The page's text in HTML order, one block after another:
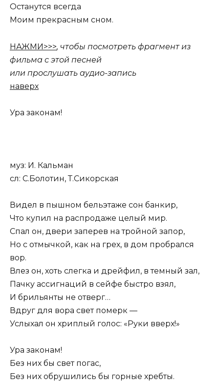
Останутся всегда
Моим прекрасным сном.
НАЖМИ>>>, чтобы посмотреть фрагмент из
фильма с этой песней
или прослушать аудио-запись
наверх
Ура законам!
муз: И. Кальман
сл: С.Болотин, Т.Сикорская
Видел в пышном бельэтаже сон банкир,
Что купил на распродаже целый мир.
Спал он, двери заперев на тройной запор,
Но с отмычкой, как на грех, в дом пробрался
вор.
Влез он, хоть слегка и дрейфил, в темный зал,
Пачку ассигнаций в сейфе быстро взял,
И брильянты не отверг…
Вдруг для вора свет померк —
Услыхал он хриплый голос: «Руки вверх!»
Ура законам!
Без них бы свет погас,
Без них обрушились бы горные хребты.